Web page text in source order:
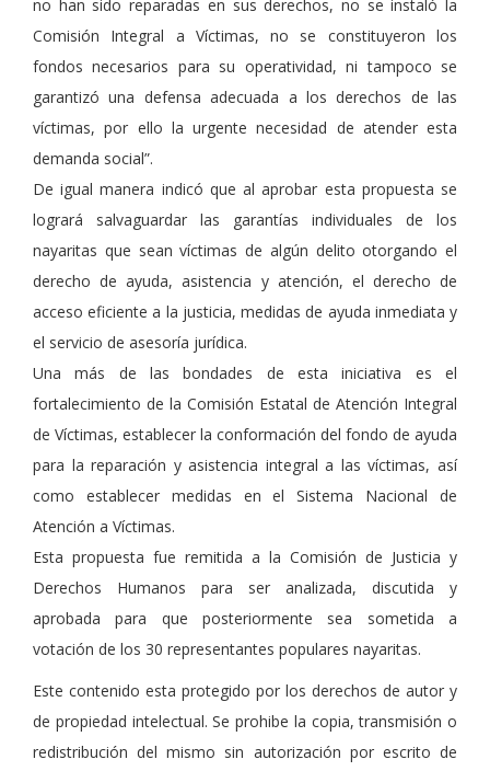
no han sido reparadas en sus derechos, no se instaló la
Comisión Integral a Víctimas, no se constituyeron los
fondos necesarios para su operatividad, ni tampoco se
garantizó una defensa adecuada a los derechos de las
víctimas, por ello la urgente necesidad de atender esta
demanda social”.
De igual manera indicó que al aprobar esta propuesta se
logrará salvaguardar las garantías individuales de los
nayaritas que sean víctimas de algún delito otorgando el
derecho de ayuda, asistencia y atención, el derecho de
acceso eficiente a la justicia, medidas de ayuda inmediata y
el servicio de asesoría jurídica.
Una más de las bondades de esta iniciativa es el
fortalecimiento de la Comisión Estatal de Atención Integral
de Víctimas, establecer la conformación del fondo de ayuda
para la reparación y asistencia integral a las víctimas, así
como establecer medidas en el Sistema Nacional de
Atención a Víctimas.
Esta propuesta fue remitida a la Comisión de Justicia y
Derechos Humanos para ser analizada, discutida y
aprobada para que posteriormente sea sometida a
votación de los 30 representantes populares nayaritas.
Este contenido esta protegido por los derechos de autor y
de propiedad intelectual. Se prohibe la copia, transmisión o
redistribución del mismo sin autorización por escrito de